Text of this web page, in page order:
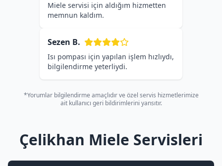
Miele servisi için aldığım hizmetten
memnun kaldım.
Sezen B.
Isı pompası için yapılan işlem hızlıydı,
bilgilendirme yeterliydi.
*Yorumlar bilgilendirme amaçlıdır ve özel servis hizmetlerimize
ait kullanıcı geri bildirimlerini yansıtır.
Çelikhan Miele Servisleri